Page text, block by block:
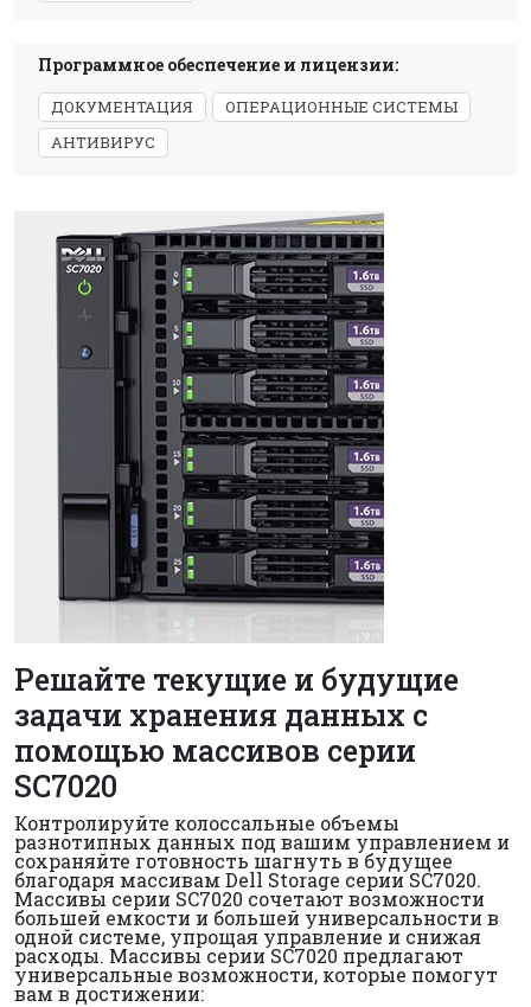
Программное обеспечение и лицензии:
ДОКУМЕНТАЦИЯ
ОПЕРАЦИОННЫЕ СИСТЕМЫ
АНТИВИРУС
Решайте текущие и будущие
задачи хранения данных с
помощью массивов серии
SC7020
Контролируйте колоссальные объемы
разнотипных данных под вашим управлением и
сохраняйте готовность шагнуть в будущее
благодаря массивам Dell Storage серии SC7020.
Массивы серии SC7020 сочетают возможности
большей емкости и большей универсальности в
одной системе, упрощая управление и снижая
расходы. Массивы серии SC7020 предлагают
универсальные возможности, которые помогут
вам в достижении: